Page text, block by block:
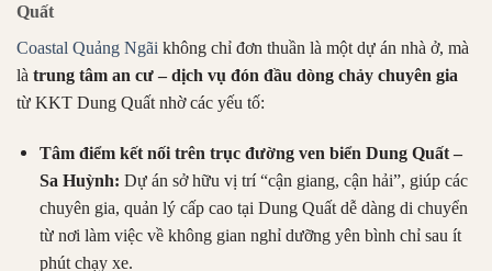
Quất
Coastal Quảng Ngãi không chỉ đơn thuần là một dự án nhà ở, mà
là trung tâm an cư – dịch vụ đón đầu dòng chảy chuyên gia
từ KKT Dung Quất nhờ các yếu tố:
Tâm điểm kết nối trên trục đường ven biển Dung Quất –
Sa Huỳnh: Dự án sở hữu vị trí “cận giang, cận hải”, giúp các
chuyên gia, quản lý cấp cao tại Dung Quất dễ dàng di chuyển
từ nơi làm việc về không gian nghỉ dưỡng yên bình chỉ sau ít
phút chạy xe.